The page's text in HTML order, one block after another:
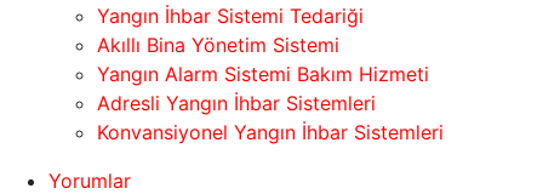
Yangın İhbar Sistemi Tedariği
Akıllı Bina Yönetim Sistemi
Yangın Alarm Sistemi Bakım Hizmeti
Adresli Yangın İhbar Sistemleri
Konvansiyonel Yangın İhbar Sistemleri
Yorumlar